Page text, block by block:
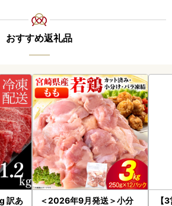
おすすめ返礼品
訳あ
＜2026年9月発送＞小分
【